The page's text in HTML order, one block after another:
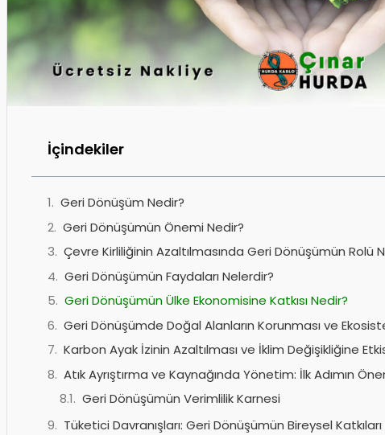
İçindekiler
Geri Dönüşüm Nedir?
Geri Dönüşümün Önemi Nedir?
Çevre Kirliliğinin Azaltılmasında Geri Dönüşümün Rolü
Geri Dönüşümün Faydaları Nelerdir?
Geri Dönüşümün Ülke Ekonomisine Katkısı Nedir?
Geri Dönüşümde Doğal Alanların Korunması ve
Karbon Ayak İzinin Azaltılması ve İklim Değişikliğine
Atık Ayrıştırma ve Kaynağında Yönetim: İlk Adımın
Geri Dönüşümün Verimlilik Karnesi
Tüketici Davranışları: Geri Dönüşümün Bireysel Katkıları